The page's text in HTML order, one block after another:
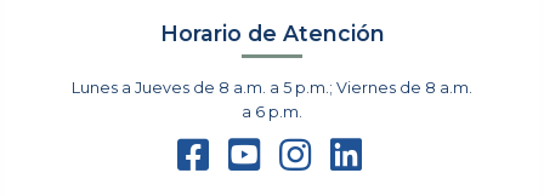
Horario de Atención
Lunes a Jueves de 8 a.m. a 5 p.m.; Viernes de 8 a.m.
a 6 p.m.